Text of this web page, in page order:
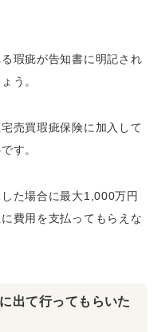
瑕疵が告知書に明記され
う。
売買瑕疵保険に加入して
す。
た場合に最大1,000万円
費用を支払ってもらえな
出て行ってもらいた